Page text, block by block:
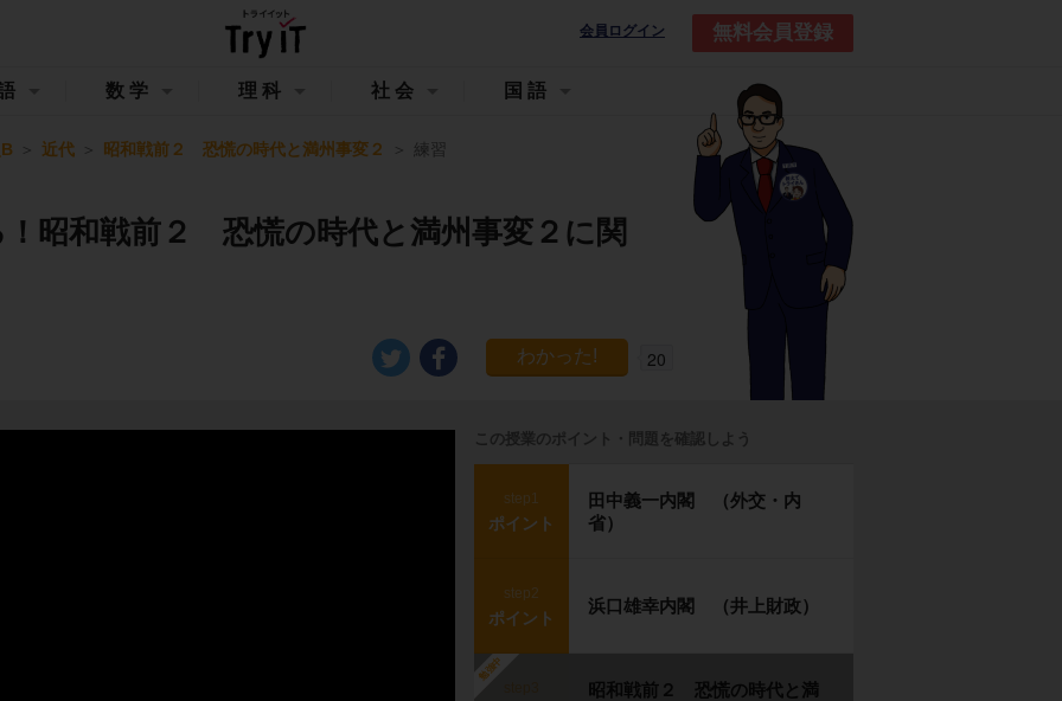
会員ログイン 無料会員登録
数学 理科 社会 国語
近代 昭和戦前２ 恐慌の時代と満州事変２ 練習
昭和戦前２ 恐慌の時代と満州事変２に関
20
この授業のポイント・問題を確認しよう
step1
ポイント
田中義一内閣 （外交・内
省）
step2
ポイント
浜口雄幸内閣 （井上財政）
勉強中
昭和戦前２ 恐慌の時代と満